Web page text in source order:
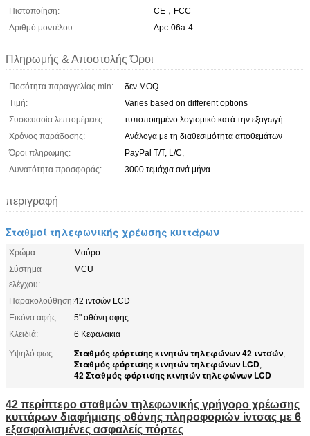
Πιστοποίηση:
CE，FCC
Αριθμό μοντέλου:
Apc-06a-4
Πληρωμής & Αποστολής Όροι
Ποσότητα παραγγελίας min:
δεν MOQ
Τιμή:
Varies based on different options
Συσκευασία λεπτομέρειες:
τυποποιημένο λογισμικό κατά την εξαγωγή
Χρόνος παράδοσης:
Ανάλογα με τη διαθεσιμότητα αποθεμάτων
Όροι πληρωμής:
PayPal T/T, L/C,
Δυνατότητα προσφοράς:
3000 τεμάχια ανά μήνα
περιγραφή
Σταθμοί τηλεφωνικής χρέωσης κυττάρων
Χρώμα:
Μαύρο
Σύστημα
ελέγχου:
MCU
Παρακολούθηση:42 ιντσών LCD
Εικόνα αφής:
5" οθόνη αφής
Κλειδιά:
6 Κεφαλακια
Υψηλό φως:
Σταθμός φόρτισης κινητών τηλεφώνων 42 ιντσών,
Σταθμός φόρτισης κινητών τηλεφώνων LCD,
42 Σταθμός φόρτισης κινητών τηλεφώνων LCD
42 περίπτερο σταθμών τηλεφωνικής γρήγορο χρέωσης
κυττάρων διαφήμισης οθόνης πληροφοριών ίντσας με 6
εξασφαλισμένες ασφαλείς πόρτες